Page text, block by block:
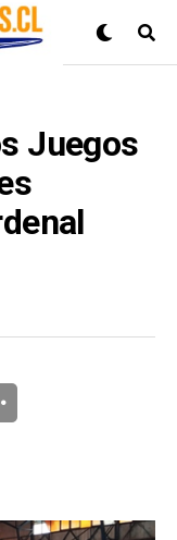
Juegos